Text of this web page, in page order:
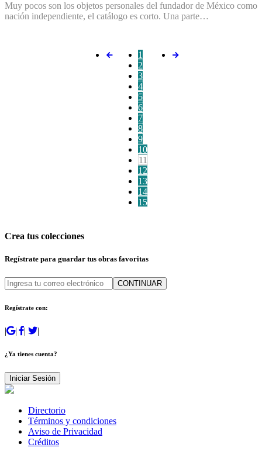
Muy pocos son los objetos personales del fundador de México como
nación independiente, el catálogo es corto. Una parte…
1
2
3
4
5
6
7
8
9
10
11
12
13
14
15
Crea tus colecciones
Regístrate para guardar tus obras favoritas
CONTINUAR
Regístrate con:
| | | |
¿Ya tienes cuenta?
Iniciar Sesión
Directorio
Términos y condiciones
Aviso de Privacidad
Créditos